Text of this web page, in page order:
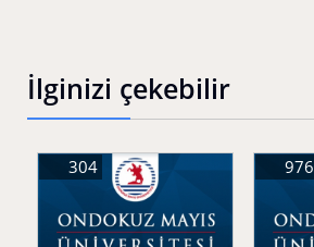
İlginizi çekebilir
304 976